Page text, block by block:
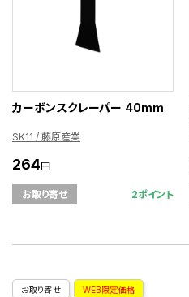
カーボンスクレーパー 40mm
SK11 / 藤原産業
264円
お取り寄せ 2ポイント
お取り寄せ WEB限定価格